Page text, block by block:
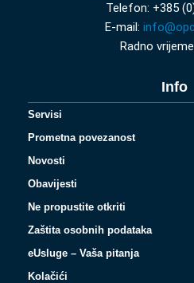
Telefon: +385
E-mail:
Radno
Info
Servisi
Prometna povezanost
Novosti
Obavijesti
Ne propustite otkriti
Zaštita osobnih podataka
eUsluge – Vaša pitanja
Kolačići